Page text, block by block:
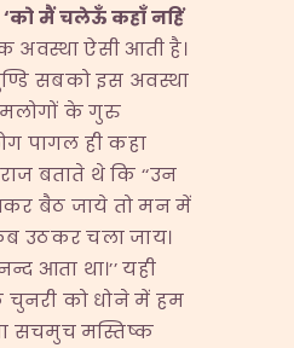
‘को मैं चलेऊँ कहाँ नहिं
अवस्था ऐसी आती है।
सबको इस अवस्था
के गुरु
पागल ही कहा
बताते थे कि ‘‘उन
बैठ जाये तो मन में
उठकर चला जाय।
आता था।’’ यही
को धोने में हम
सचमुच मस्तिष्क